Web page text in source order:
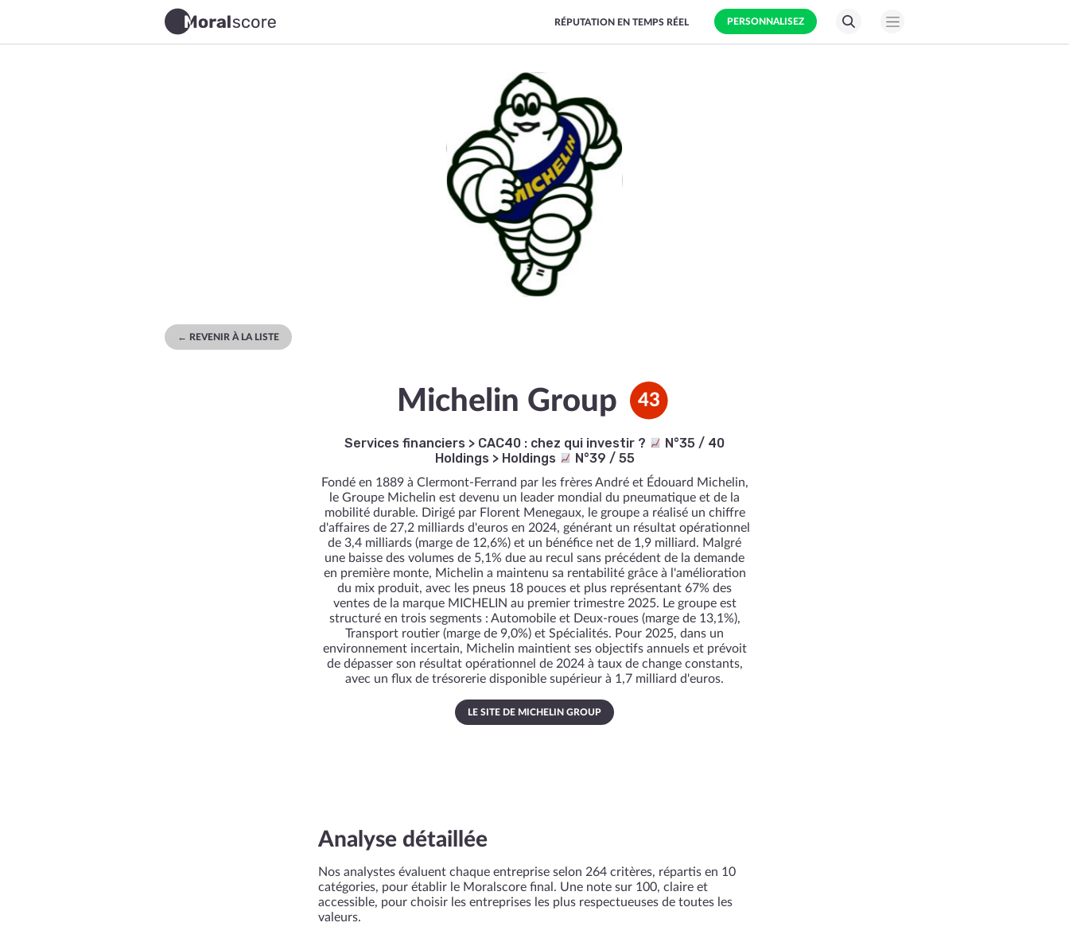
PERSONNALISEZ
RÉPUTATION EN TEMPS RÉEL
← REVENIR À LA LISTE
Michelin Group 43
Services financiers > CAC40 : chez qui investir ?
N°35 / 40
Holdings> Holdings N°39 / 55
Fondé en 1889 à Clermont-Ferrand par les frères André et Édouard Michelin,
le Groupe Michelin est devenu un leader mondial du pneumatique et de la
mobilité durable. Dirigé par Florent Menegaux, le groupe a réalisé un chiffre
d'affaires de 27,2 milliards d'euros en 2024, générant un résultat opérationnel
de 3,4 milliards (marge de 12,6%) et un bénéfice net de 1,9 milliard. Malgré
une baisse des volumes de 5,1% due au recul sans précédent de la demande
en première monte, Michelin a maintenu sa rentabilité grâce à l'amélioration
du mix produit, avec les pneus 18 pouces et plus représentant 67% des
ventes de la marque MICHELIN au premier trimestre 2025. Le groupe est
structuré en trois segments : Automobile et Deux-roues (marge de 13,1%),
Transport routier (marge de 9,0%) et Spécialités. Pour 2025, dans un
environnement incertain, Michelin maintient ses objectifs annuels et prévoit
de dépasser son résultat opérationnel de 2024 à taux de change constants,
avec un flux de trésorerie disponible supérieur à 1,7 milliard d'euros.
LE SITE DE MICHELIN GROUP
Analyse détaillée
Nos analystes évaluent chaque entreprise selon 264 critères, répartis en 10
catégories, pour établir le Moralscore final. Une note sur 100, claire et
accessible, pour choisir les entreprises les plus respectueuses de toutes les
valeurs.